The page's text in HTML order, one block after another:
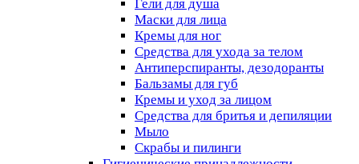
Гели для душа
Маски для лица
Кремы для ног
Средства для ухода за телом
Антиперспиранты, дезодоранты
Бальзамы для губ
Кремы и уход за лицом
Средства для бритья и депиляции
Мыло
Скрабы и пилинги